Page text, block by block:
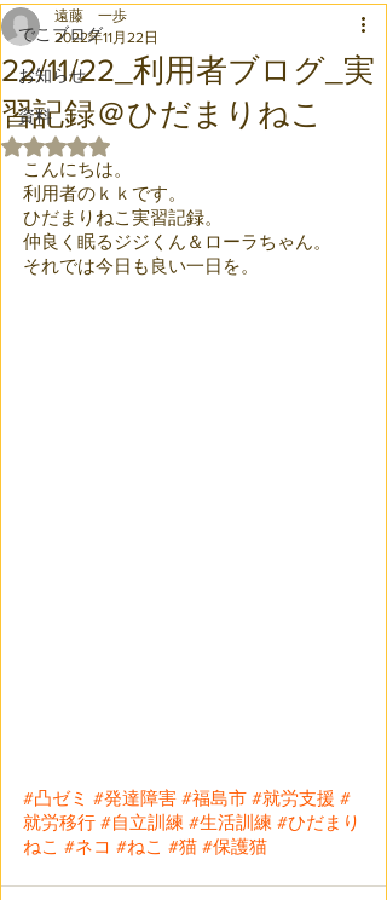
でこブログ
お知らせ
資料
22/11/22_利用者ブログ_実
習記録＠ひだまりねこ
遠藤 一歩
2022年11月22日
5つ星のうちNaNと評価されています。
こんにちは。
利用者のｋｋです。
ひだまりねこ実習記録。
仲良く眠るジジくん＆ローラちゃん。
それでは今日も良い一日を。
#凸ゼミ #発達障害 #福島市 #就労支援 #
就労移行 #自立訓練 #生活訓練 #ひだまり
ねこ #ネコ #ねこ #猫 #保護猫